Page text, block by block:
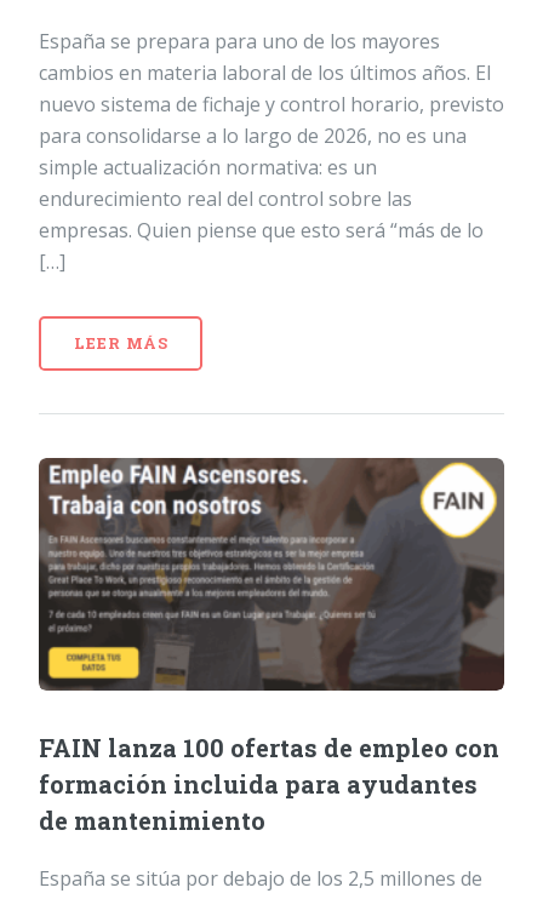
España se prepara para uno de los mayores
cambios en materia laboral de los últimos años. El
nuevo sistema de fichaje y control horario, previsto
para consolidarse a lo largo de 2026, no es una
simple actualización normativa: es un
endurecimiento real del control sobre las
empresas. Quien piense que esto será “más de lo
[…]
LEER MÁS
FAIN lanza 100 ofertas de empleo con
formación incluida para ayudantes
de mantenimiento
España se sitúa por debajo de los 2,5 millones de